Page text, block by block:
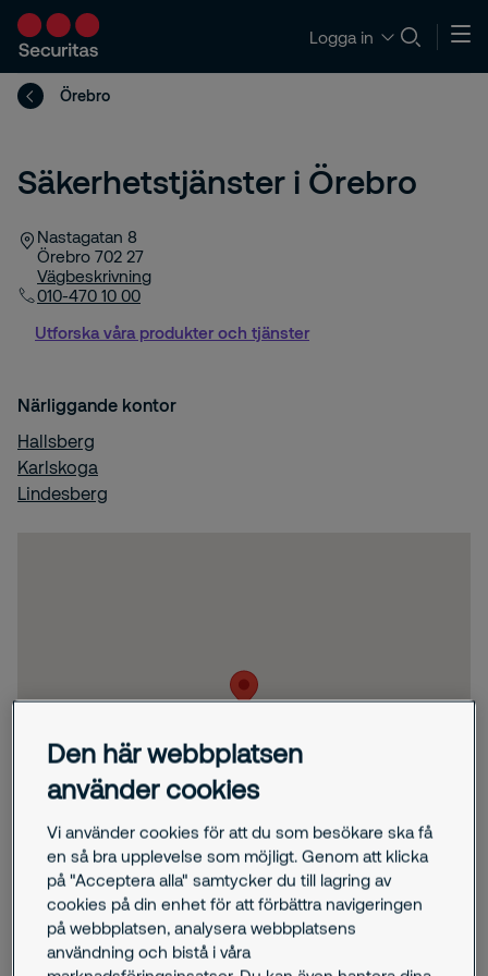
Logga in
Örebro
Säkerhetstjänster i Örebro
Nastagatan 8
Örebro 702 27
Vägbeskrivning
010-470 10 00
Utforska våra produkter och tjänster
Närliggande kontor
Hallsberg
Karlskoga
Lindesberg
Den här webbplatsen
använder cookies
Vi använder cookies för att du som besökare ska få
en så bra upplevelse som möjligt. Genom att klicka
på "Acceptera alla" samtycker du till lagring av
cookies på din enhet för att förbättra navigeringen
på webbplatsen, analysera webbplatsens
användning och bistå i våra